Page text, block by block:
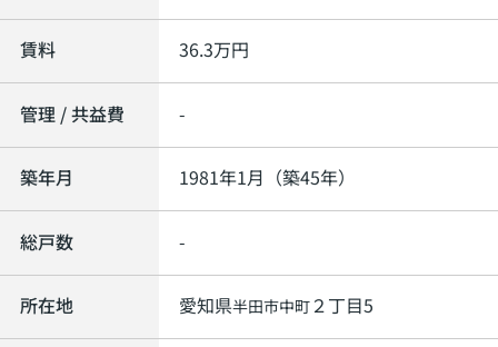
賃料 36.3万円
管理 / 共益費 -
築年月 1981年1月（築45年）
総戸数 -
所在地 愛知県半田市中町 ２丁目5